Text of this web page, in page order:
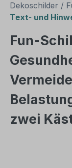
Dekoschilder /
Text- und
Fun-
zwei